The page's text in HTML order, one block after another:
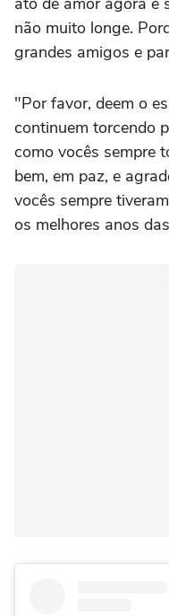
não muito longe.
grandes amigos e
"Por favor, deem o
continuem torcendo
como vocês sempre
bem, em paz, e
vocês sempre
os melhores anos